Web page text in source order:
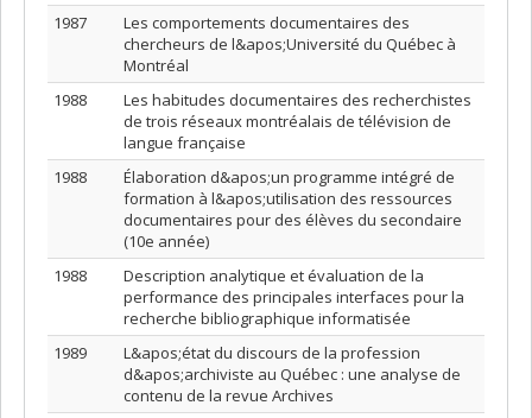
1987
Les comportements documentaires des
chercheurs de l&apos;Université du Québec à
Montréal
1988
Les habitudes documentaires des recherchistes
de trois réseaux montréalais de télévision de
langue française
1988
Élaboration d&apos;un programme intégré de
formation à l&apos;utilisation des ressources
documentaires pour des élèves du secondaire
(10e année)
1988
Description analytique et évaluation de la
performance des principales interfaces pour la
recherche bibliographique informatisée
1989
L&apos;état du discours de la profession
d&apos;archiviste au Québec : une analyse de
contenu de la revue Archives